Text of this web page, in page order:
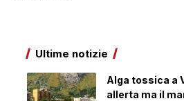
Ultime notizie
Alga tossica a
allerta ma il